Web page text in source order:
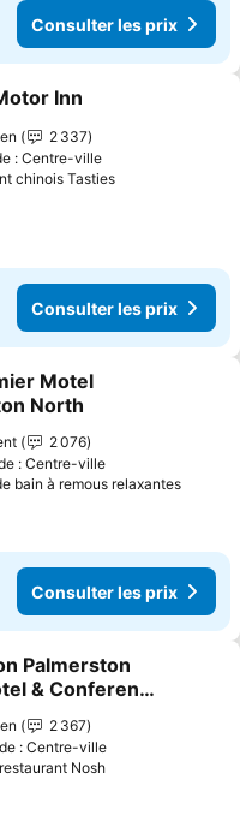
Consulter les prix
à mes favoris
Inn
2 337
: Centre-ville
chinois TastiesConsulter les
Consulter les prix
à mes favoris
Motel
North
les prix
2 076
: Centre-ville
bain à remous relaxantes
Consulter les prix
à mes favoris
Palmerston
& Conference
les prix
2 367
: Centre-ville
NoshConsulter les